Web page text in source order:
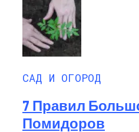
САД И ОГОРОД
7 Правил
Помидоров